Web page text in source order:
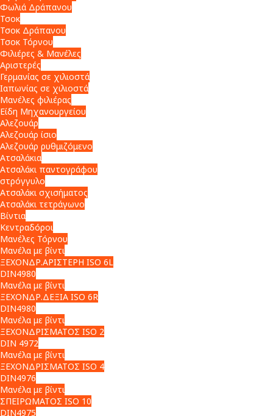
Φωλιά Δράπανου
Τσοκ
Τσοκ Δράπανου
Τσοκ Τόρνου
Φιλιέρες & Μανέλες
Αριστερές
Γερμανίας σε χιλιοστά
Ιαπωνίας σε χιλιοστά
Μανέλες φιλιέρας
Είδη Μηχανουργείου
Αλεζουάρ
Αλεζουάρ ίσιο
Αλεζουάρ ρυθμιζόμενο
Ατσαλάκια
Ατσαλάκι παντογράφου
στρόγγυλο
Ατσαλάκι σχισήματος
Ατσαλάκι τετράγωνο
Βίντια
Κεντραδόροι
Μανέλες Τόρνου
Μανέλα με βίντι
ΞΕΧΟΝΔΡ.ΑΡΙΣΤΕΡΗ ISO 6L
DIN4980
Μανέλα με βίντι
ΞΕΧΟΝΔΡ.ΔΕΞΙΑ ISO 6R
DIN4980
Μανέλα με βίντι
ΞΕΧΟΝΔΡΙΣΜΑΤΟΣ ISO 2
DIN 4972
Μανέλα με βίντι
ΞΕΧΟΝΔΡΙΣΜΑΤΟΣ ISO 4
DIN4976
Μανέλα με βίντι
ΣΠΕΙΡΩΜΑΤΟΣ ISO 10
DIN4975